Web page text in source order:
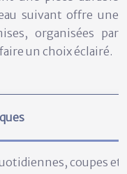
suivant offre une
organisées par
un choix éclairé.
coupes et